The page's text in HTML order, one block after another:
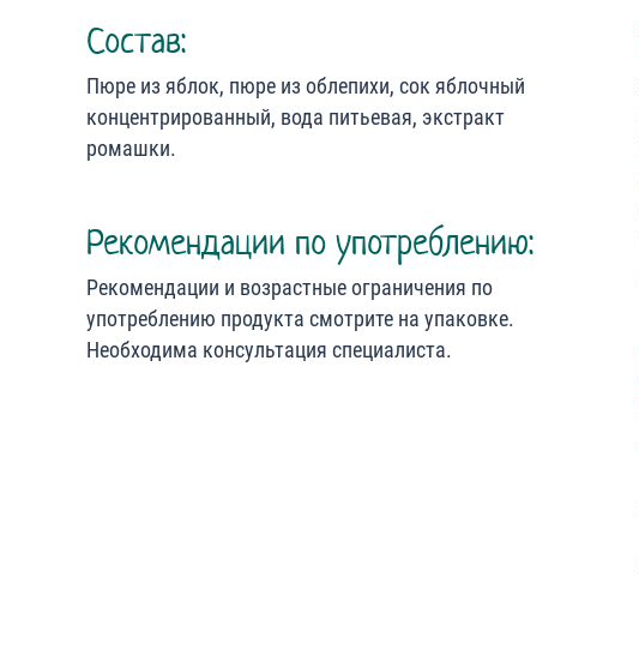
Состав:
Пюре из яблок, пюре из облепихи, сок яблочный
концентрированный, вода питьевая, экстракт
ромашки.
Рекомендации по употреблению:
Рекомендации и возрастные ограничения по
употреблению продукта смотрите на упаковке.
Необходима консультация специалиста.